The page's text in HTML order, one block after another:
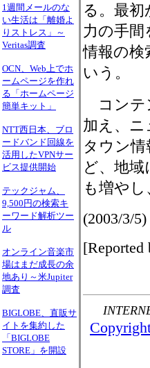
1週間メールのな
い生活は「離婚よ
りストレス」～
Veritas調査
OCN、Web上でホ
ームページを作れ
る「ホームページ
簡単キット」
NTT西日本、ブロ
ードバンド回線を
活用したVPNサー
ビス提供開始
テックジャム、
9,500円の検索キ
ーワード解析ツー
ル
オンライン音楽市
場はまだ成長の余
地あり～米Jupiter
調査
BIGLOBE、直販サ
イトを集約した
「BIGLOBE
STORE」を開設
る。最
力の手
情報の
いう。
コンテ
加え、
タウン
ど、地
も増や
(2003/3/5)
[Reported